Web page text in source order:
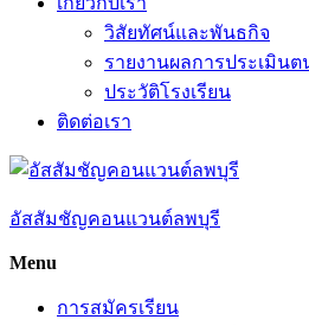
วิสัยทัศน์และพันธกิจ
รายงานผลการประเมิน
ประวัติโรงเรียน
ติดต่อเรา
อัสสัมชัญคอนแวนต์ลพบุรี
Menu
การสมัครเรียน